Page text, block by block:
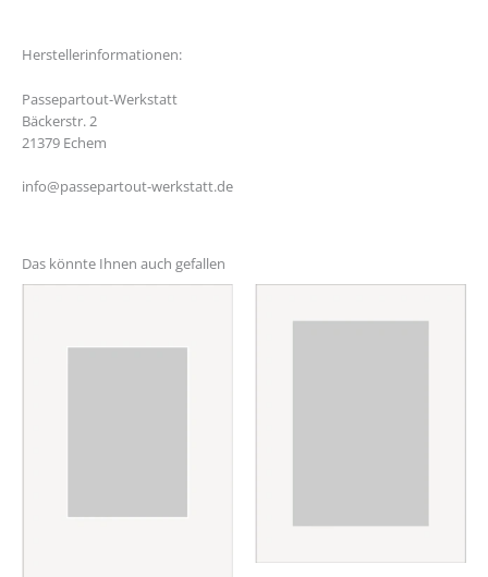
Herstellerinformationen:
Passepartout-Werkstatt
Bäckerstr. 2
21379 Echem
info@passepartout-werkstatt.de
Das könnte Ihnen auch gefallen